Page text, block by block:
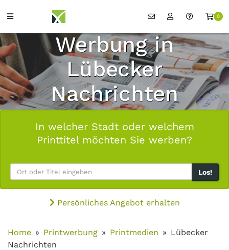
0
Werbung in
Lübecker
Nachrichten
In welcher Stadt oder welchem
Printtitel möchten Sie werben?
Los!
Persönliches Angebot erhalten
Home Printwerbung Printmedien
Lübecker
Nachrichten